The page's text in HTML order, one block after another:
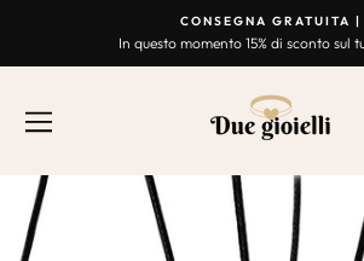
contenuto
CONSEGNA GRATUITA |
In questo momento 15% di sconto sul